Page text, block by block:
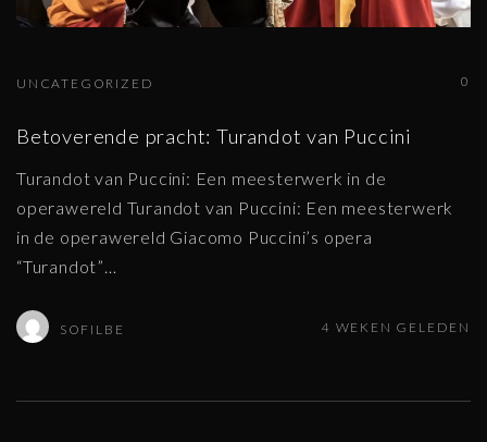
0
UNCATEGORIZED
Betoverende pracht: Turandot van Puccini
Turandot van Puccini: Een meesterwerk in de
operawereld Turandot van Puccini: Een meesterwerk
in de operawereld Giacomo Puccini’s opera
“Turandot”…
SOFILBE 4 WEKEN GELEDEN